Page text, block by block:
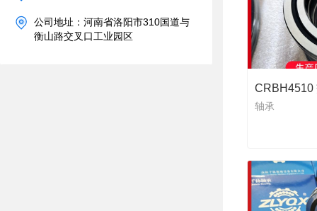
公司地址：河南省洛阳市310国道与
衡山路交叉口工业园区
CRBH4510
轴承